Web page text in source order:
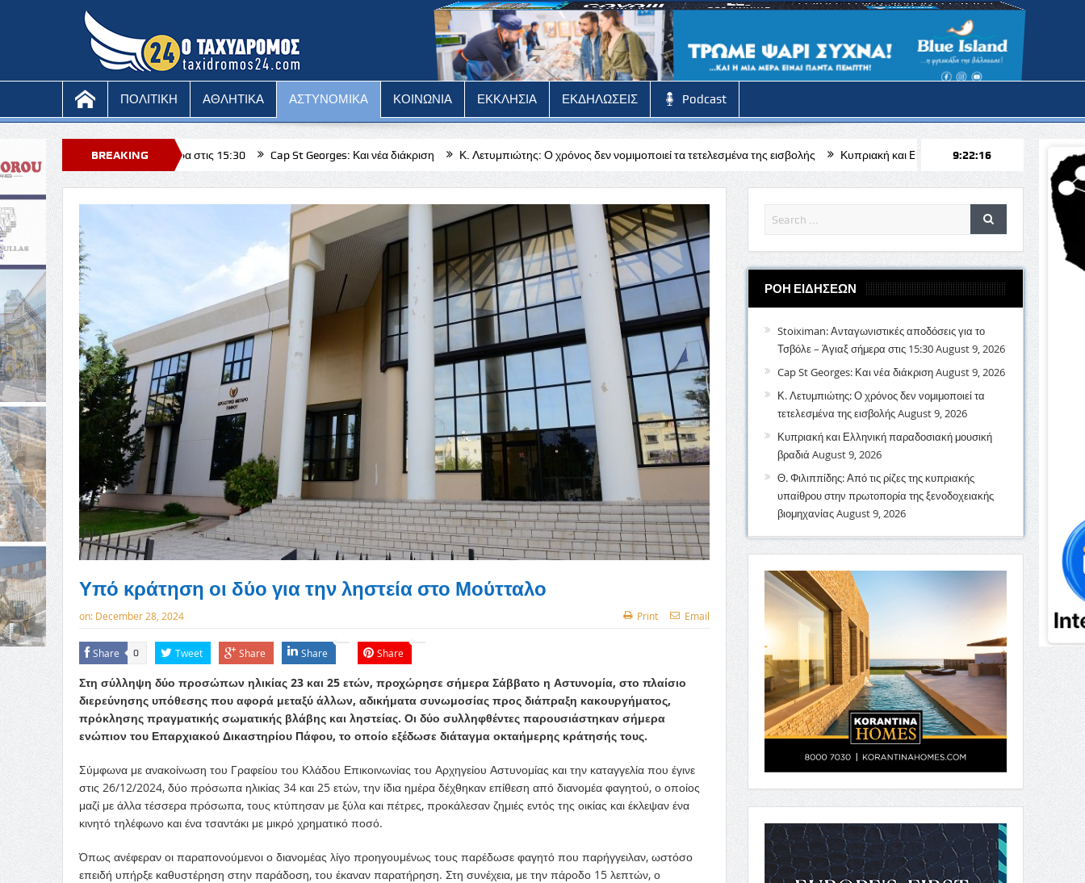
ΠΟΛΙΤΙΚΗ ΑΘΛΗΤΙΚΑ ΑΣΤΥΝΟΜΙΚΑ ΚΟΙΝΩΝΙΑ ΕΚΚΛΗΣΙΑ ΕΚΔΗΛΩΣΕΙΣ Podcast
BREAKING
NEWS
– Άγιαξ σήμερα στις 15:30 Cap St Georges: Και νέα διάκριση Κ. Λετυμπιώτης: Ο χρόνος δεν νομιμοποιεί τα τετελεσμένα της εισβολής Κυπριακή και Ελληνική παραδοσιακή μουσική βραδιά Θ.
στήριξη της Επαρχιακής Διοίκησης και της Κυβέρνησης προς τη Νατά και όλες τις κοινότητες της Πάφου»
9:22:18
Υπό κράτηση οι δύο για την ληστεία στο Μούτταλο
on: December 28, 2024 Print Email
Share 0 Tweet Share Share Share
Στη σύλληψη δύο προσώπων ηλικίας 23 και 25 ετών, προχώρησε σήμερα Σάββατο η Αστυνομία, στο πλαίσιο
διερεύνησης υπόθεσης που αφορά μεταξύ άλλων, αδικήματα συνωμοσίας προς διάπραξη κακουργήματος,
πρόκλησης πραγματικής σωματικής βλάβης και ληστείας. Οι δύο συλληφθέντες παρουσιάστηκαν σήμερα
ενώπιον του Επαρχιακού Δικαστηρίου Πάφου, το οποίο εξέδωσε διάταγμα οκταήμερης κράτησής τους.
Σύμφωνα με ανακοίνωση του Γραφείου του Κλάδου Επικοινωνίας του Αρχηγείου Αστυνομίας και την καταγγελία που έγινε
στις 26/12/2024, δύο πρόσωπα ηλικίας 34 και 25 ετών, την ίδια ημέρα δέχθηκαν επίθεση από διανομέα φαγητού, ο οποίος
μαζί με άλλα τέσσερα πρόσωπα, τους κτύπησαν με ξύλα και πέτρες, προκάλεσαν ζημιές εντός της οικίας και έκλεψαν ένα
κινητό τηλέφωνο και ένα τσαντάκι με μικρό χρηματικό ποσό.
Όπως ανέφεραν οι παραπονούμενοι ο διανομέας λίγο προηγουμένως τους παρέδωσε φαγητό που παρήγγειλαν, ωστόσο
επειδή υπήρξε καθυστέρηση στην παράδοση, του έκαναν παρατήρηση. Στη συνέχεια, με την πάροδο 15 λεπτών, ο
ΡΟΗ ΕΙΔΗΣΕΩΝ
Stoiximan: Ανταγωνιστικές αποδόσεις για το
Τσβόλε – Άγιαξ σήμερα στις 15:30August 9, 2026
Cap St Georges: Και νέα διάκρισηAugust 9, 2026
Κ. Λετυμπιώτης: Ο χρόνος δεν νομιμοποιεί τα
τετελεσμένα της εισβολήςAugust 9, 2026
Κυπριακή και Ελληνική παραδοσιακή μουσική
βραδιά August 9, 2026
Θ. Φιλιππίδης: Από τις ρίζες της κυπριακής
υπαίθρου στην πρωτοπορία της ξενοδοχειακής
βιομηχανίαςAugust 9, 2026